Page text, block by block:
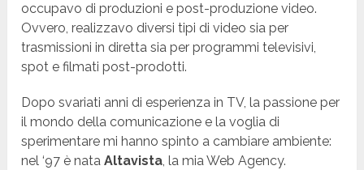
occupavo di produzioni e post-produzione video.
Ovvero, realizzavo diversi tipi di video sia per
trasmissioni in diretta sia per programmi televisivi,
spot e filmati post-prodotti.
Dopo svariati anni di esperienza in TV, la passione per
il mondo della comunicazione e la voglia di
sperimentare mi hanno spinto a cambiare ambiente:
nel ‘97 è nataAltavista, la mia Web Agency.